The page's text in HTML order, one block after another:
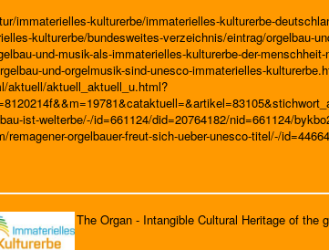
immaterielles-kulturerbe/immaterielles-kulturerbe-
kulturerbe/bundesweites-verzeichnis/eintrag/orgelbau-
und-musik-als-immaterielles-kulturerbe-der-
und-orgelmusik-sind-unesco-immaterielles-
aktuell/aktuell_aktuell_u.html?
ist-welterbe/-/id=661124/did=20764182/nid=661124/
remagener-orgelbauer-freut-sich-ueber-unesco-titel/-/
The Organ - Intangible Cultural Heritage of the